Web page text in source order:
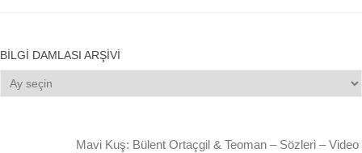
BILGI DAMLASI ARŞIVI
Bilgi
Damlası
Mavi Kuş: Bülent Ortaçgil & Teoman – Sözleri – Video